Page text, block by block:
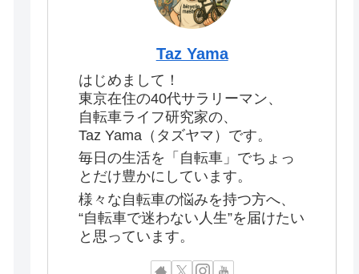
Taz Yama
はじめまして！
東京在住の40代サラリーマン、
自転車ライフ研究家の、
Taz Yama（タズヤマ）です。
毎日の生活を「自転車」でちょっ
とだけ豊かにしています。
様々な自転車の悩みを持つ方へ、
“自転車で迷わない人生”を届けたい
と思っています。